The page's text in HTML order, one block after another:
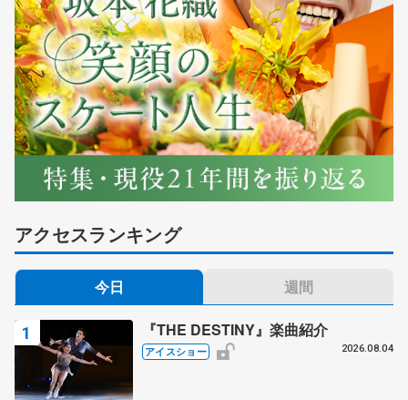
アクセスランキング
今日 週間
『THE DESTINY』楽曲紹介
アイスショー 2026.08.04